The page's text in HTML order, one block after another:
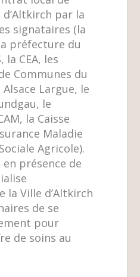
par la
signataires (la
préfecture du
la CEA, les
Communes du
Largue, le
le
la Caisse
Maladie
Agricole).
présence de
la Ville d’Altkirch
de se
pour
de soins au